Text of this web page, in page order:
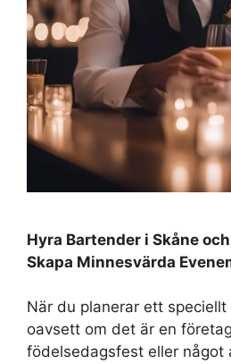
Hyra Bartender i Skåne
Skapa Minnesvärda
När du planerar ett speciellt
oavsett om det är en
födelsedagsfest eller något